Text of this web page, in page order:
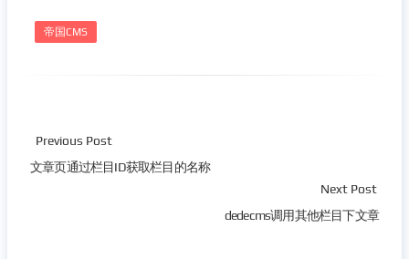
帝国CMS
Previous Post
文章页通过栏目ID获取栏目的名称
Next Post
dedecms调用其他栏目下文章